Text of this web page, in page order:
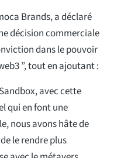
Brands, a déclaré
décision commerciale
dans le pouvoir
”, tout en ajoutant :
avec cette
qui en font une
nous avons hâte de
le rendre plus